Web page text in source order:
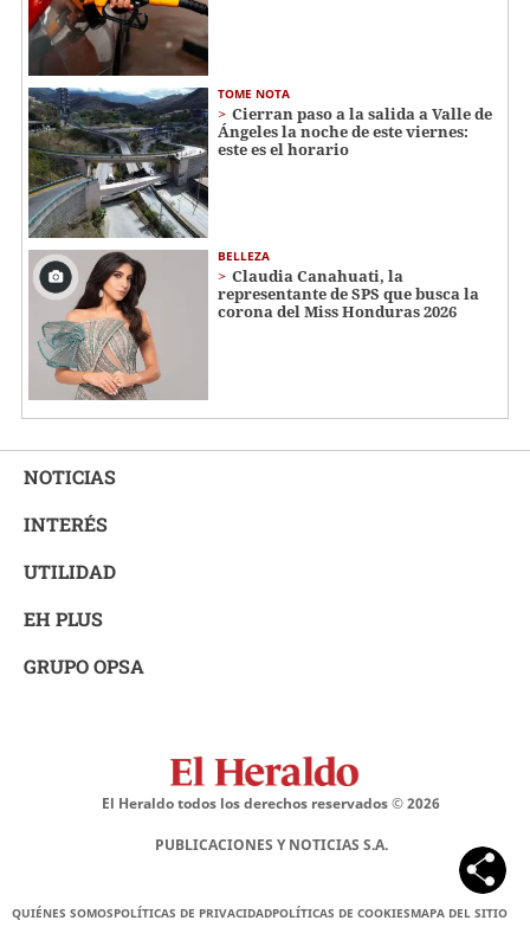
TOME NOTA
Cierran paso a la salida a Valle de
Ángeles la noche de este viernes:
este es el horario
BELLEZA
Claudia Canahuati, la
representante de SPS que busca la
corona del Miss Honduras 2026
NOTICIAS
INTERÉS
UTILIDAD
EH PLUS
GRUPO OPSA
El Heraldo todos los derechos reservados ©2026
PUBLICACIONES Y NOTICIAS S.A.
QUIÉNES SOMOSPOLÍTICAS DE PRIVACIDADPOLÍTICAS DE COOKIESMAPA DEL SITIO